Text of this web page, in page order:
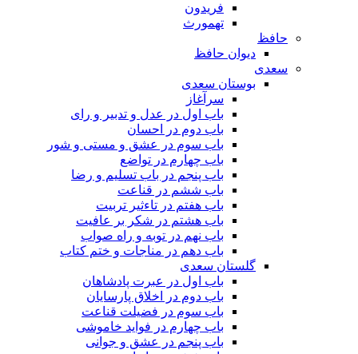
فریدون
تهمورث
حافظ
دیوان حافظ
سعدی
بوستان سعدی
سرآغاز
باب اول در عدل و تدبیر و رای
باب دوم در احسان
باب سوم در عشق و مستی و شور
باب چهارم در تواضع
باب پنجم در باب تسلیم و رضا
باب ششم در قناعت
باب هفتم در تاءثیر تربیت
باب هشتم در شکر بر عافیت
باب نهم در توبه و راه صواب
باب دهم در مناجات و ختم کتاب
گلستان سعدی
باب اول در عبرت پادشاهان
باب دوم در اخلاق پارسایان
باب سوم در فضیلت قناعت
باب چهارم در فواید خاموشى
باب پنجم در عشق و جوانى